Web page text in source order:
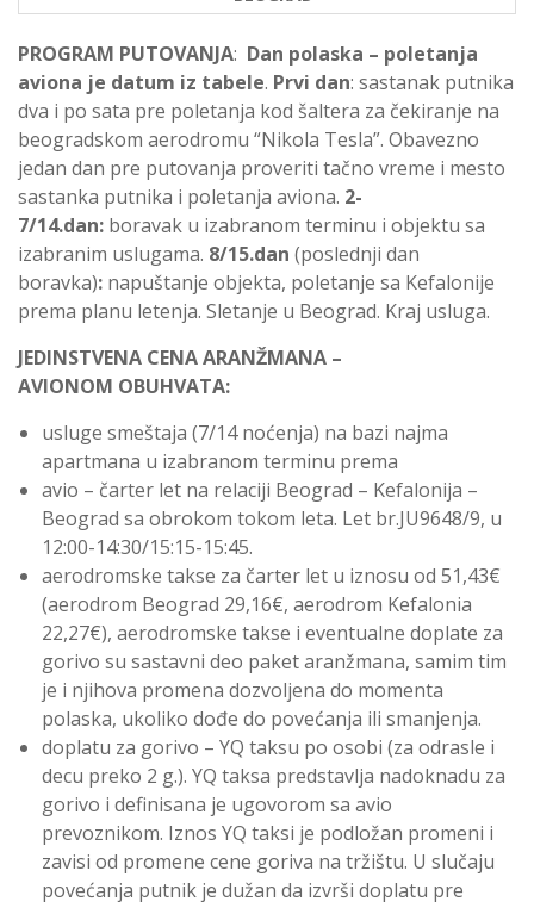
PROGRAM PUTOVANJA: Dan polaska – poletanja
aviona je datum iz tabele. Prvi dan: sastanak putnika
dva i po sata pre poletanja kod šaltera za čekiranje na
beogradskom aerodromu “Nikola Tesla”. Obavezno
jedan dan pre putovanja proveriti tačno vreme i mesto
sastanka putnika i poletanja aviona. 2-
7/14.dan: boravak u izabranom terminu i objektu sa
izabranim uslugama. 8/15.dan (poslednji dan
boravka): napuštanje objekta, poletanje sa Kefalonije
prema planu letenja. Sletanje u Beograd. Kraj usluga.
JEDINSTVENA CENAARANŽMANA –
AVIONOM OBUHVATA:
usluge smeštaja (7/14 noćenja) na bazi najma
apartmana u izabranom terminu prema
avio – čarter let na relaciji Beograd – Kefalonija –
Beograd sa obrokom tokom leta. Let br.JU9648/9, u
12:00-14:30/15:15-15:45.
aerodromske takse za čarter let u iznosu od 51,43€
(aerodrom Beograd 29,16€, aerodrom Kefalonia
22,27€), aerodromske takse i eventualne doplate za
gorivo su sastavni deo paket aranžmana, samim tim
je i njihova promena dozvoljena do momenta
polaska, ukoliko dođe do povećanja ili smanjenja.
doplatu za gorivo – YQ taksu po osobi (za odrasle i
decu preko 2 g.). YQ taksa predstavlja nadoknadu za
gorivo i definisana je ugovorom sa avio
prevoznikom. Iznos YQ taksi je podložan promeni i
zavisi od promene cene goriva na tržištu. U slučaju
povećanja putnik je dužan da izvrši doplatu pre